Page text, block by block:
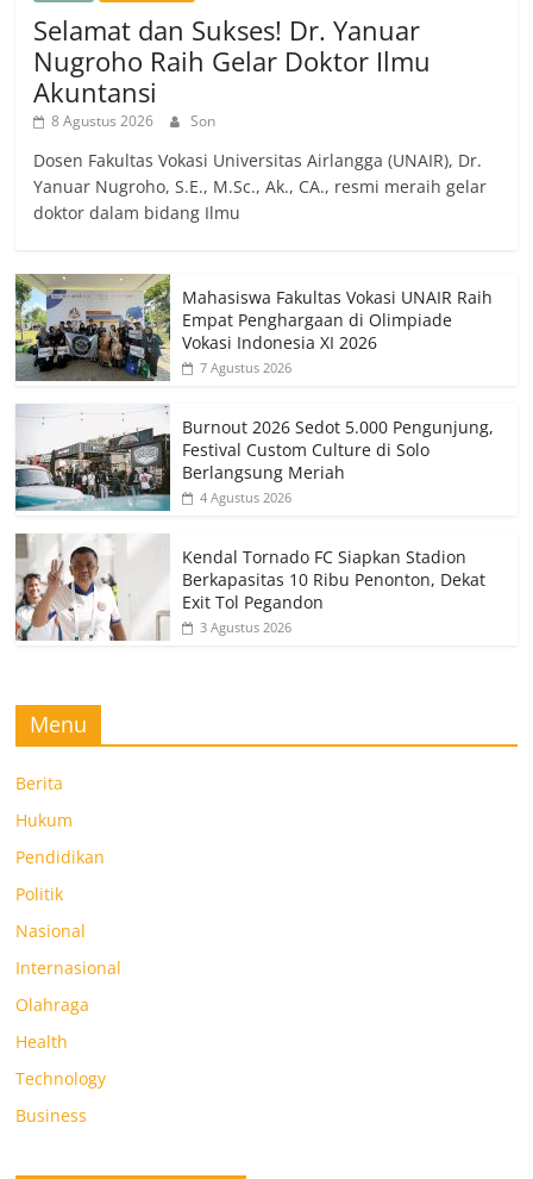
Selamat dan Sukses! Dr. Yanuar
Nugroho Raih Gelar Doktor Ilmu
Akuntansi
8 Agustus 2026 Son
Dosen Fakultas Vokasi Universitas Airlangga (UNAIR), Dr.
Yanuar Nugroho, S.E., M.Sc., Ak., CA., resmi meraih gelar
doktor dalam bidang Ilmu
Mahasiswa Fakultas Vokasi UNAIR Raih
Empat Penghargaan di Olimpiade
Vokasi Indonesia XI 2026
7 Agustus 2026
Burnout 2026 Sedot 5.000 Pengunjung,
Festival Custom Culture di Solo
Berlangsung Meriah
4 Agustus 2026
Kendal Tornado FC Siapkan Stadion
Berkapasitas 10 Ribu Penonton, Dekat
Exit Tol Pegandon
3 Agustus 2026
Menu
Berita
Hukum
Pendidikan
Politik
Nasional
Internasional
Olahraga
Health
Technology
Business